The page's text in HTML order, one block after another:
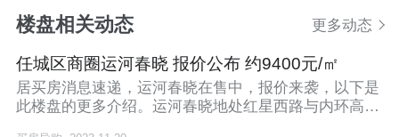
楼盘相关动态 更多动态
任城区商圈运河春晓 报价公布 约9400元/㎡
居买房消息速递，运河春晓在售中，报价来袭，以下是
此楼盘的更多介绍。运河春晓地处红星西路与内环高架